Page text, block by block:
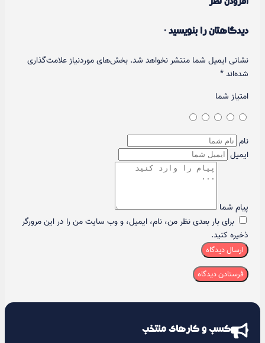
افزودن نظر
دیدگاهتان را بنویسید ·
نشانی ایمیل شما منتشر نخواهد شد. بخش‌های موردنیاز علامت‌گذاری
شده‌اند*
امتیاز شما
نام
ایمیل
پیام شما
برای بار بعدی نظر من، نام، ایمیل، و وب سایت من را در این مرورگر
ذخیره کنید.
ارسال دیدگاه
کسب و کارهای منتخب